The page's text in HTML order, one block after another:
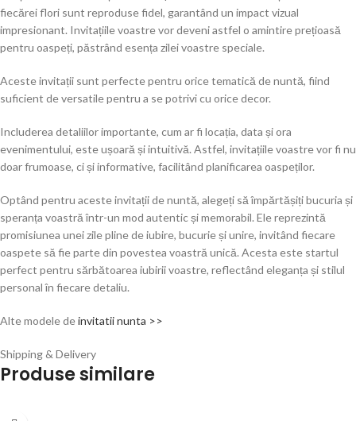
fiecărei flori sunt reproduse fidel, garantând un impact vizual
impresionant. Invitațiile voastre vor deveni astfel o amintire prețioasă
pentru oaspeți, păstrând esența zilei voastre speciale.
Aceste invitații sunt perfecte pentru orice tematică de nuntă, fiind
suficient de versatile pentru a se potrivi cu orice decor.
Includerea detaliilor importante, cum ar fi locația, data și ora
evenimentului, este ușoară și intuitivă. Astfel, invitațiile voastre vor fi nu
doar frumoase, ci și informative, facilitând planificarea oaspeților.
Optând pentru aceste invitații de nuntă, alegeți să împărtășiți bucuria și
speranța voastră într-un mod autentic și memorabil. Ele reprezintă
promisiunea unei zile pline de iubire, bucurie și unire, invitând fiecare
oaspete să fie parte din povestea voastră unică. Acesta este startul
perfect pentru sărbătoarea iubirii voastre, reflectând eleganța și stilul
personal în fiecare detaliu.
Alte modele deinvitatii nunta >>
Shipping & Delivery
Produse similare